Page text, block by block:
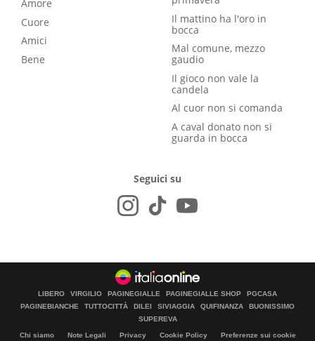
Amore
Cuore
Amici
Bene
Il mattino ha l'oro in
bocca
Mal comune, mezzo
gaudio
Il gioco non vale la
candela
Al cuor non si comanda
A caval donato non si
guarda in bocca
Seguici su
LIBERO VIRGILIO PAGINEGIALLE PAGINEGIALLE SHOP
PGCASA
PAGINEBIANCHE
TUTTOCITTÀ DILEI SIVIAGGIA QUIFINANZA
BUONISSIMO
SUPEREVA
Chi siamo Note Legali Privacy Cookie Policy Preferenze sui cookie